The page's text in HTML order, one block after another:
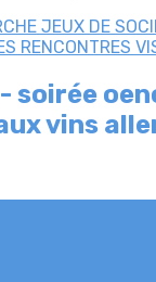
JEUX DE
RENCONTRES
soirée
vins